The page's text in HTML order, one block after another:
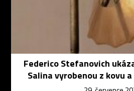
Federico Stefanovich
Salina vyrobenou z kovu